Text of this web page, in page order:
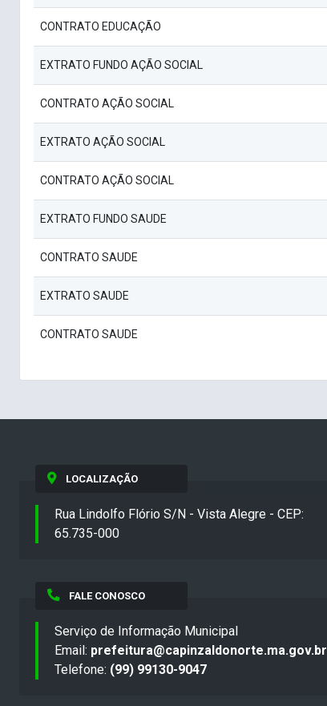
CONTRATO EDUCAÇÃO
EXTRATO FUNDO AÇÃO SOCIAL
CONTRATO AÇÃO SOCIAL
EXTRATO AÇÃO SOCIAL
CONTRATO AÇÃO SOCIAL
EXTRATO FUNDO SAUDE
CONTRATO SAUDE
EXTRATO SAUDE
CONTRATO SAUDE
LOCALIZAÇÃO
Rua Lindolfo Flório S/N - Vista Alegre - CEP:
65.735-000
FALE CONOSCO
Serviço de Informação Municipal
Email: prefeitura@capinzaldonorte.ma.gov.br
Telefone: (99) 99130-9047